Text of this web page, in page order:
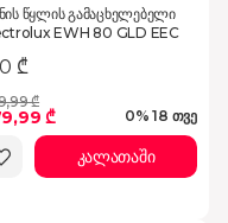
წყლის გამაცხელებელი
EWH 80 GLD EEC
₾
₾
₾ 0% 18 თვე
კალათაში